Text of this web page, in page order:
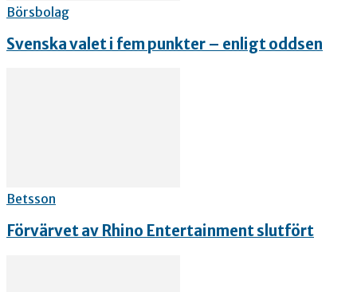
Börsbolag
Svenska valet i fem punkter – enligt oddsen
Betsson
Förvärvet av Rhino Entertainment slutfört